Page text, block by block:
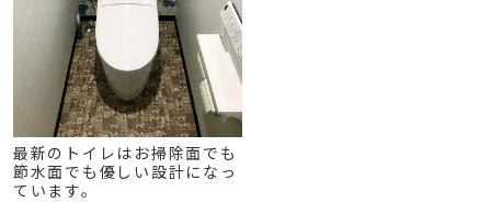
最新のトイレはお掃除面でも
節水面でも優しい設計になっ
ています。